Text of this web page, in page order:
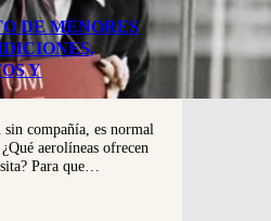
DE MENORES
Y
compañía, es normal
aerolíneas ofrecen
Para que…